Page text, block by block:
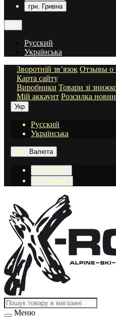
грн. Гривна
Русский
Українська
Зворотній зв’язок Отзывы о
Карта сайту
Виробники Товари зі
Мій аккаунт Розсилка новин
Укр
Русский
Українська
грн. Валюта
$ US Dollar
грн. Гривна
Меню